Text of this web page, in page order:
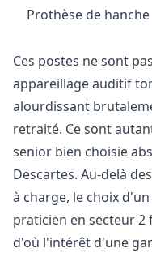
Prothèse de hanche
Ces postes ne sont
appareillage auditif
alourdissant
retraité. Ce sont
senior bien choisie
Descartes. Au-delà
à charge, le choix
praticien en secteur
d'où l'intérêt d'une